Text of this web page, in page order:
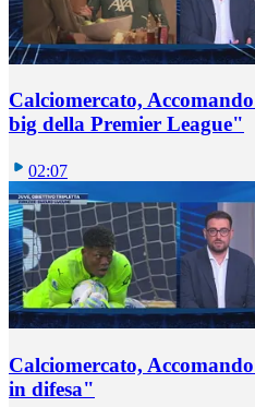
Calciomercato,
big della Premier League"
02:07
Calciomercato,
in difesa"